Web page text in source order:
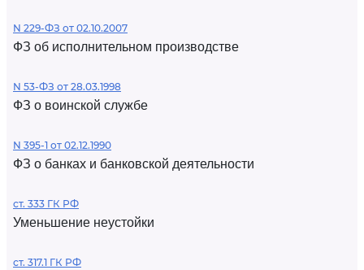
N 229-ФЗ от 02.10.2007
ФЗ об исполнительном производстве
N 53-ФЗ от 28.03.1998
ФЗ о воинской службе
N 395-1 от 02.12.1990
ФЗ о банках и банковской деятельности
ст. 333 ГК РФ
Уменьшение неустойки
ст. 317.1 ГК РФ